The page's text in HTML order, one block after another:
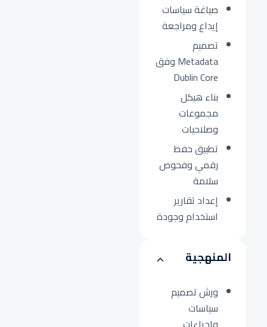
صياغة سياسات
إيداع ومراجعة
تصميم
Metadata وفق
Dublin Core
بناء هيكل
مجموعات
وصلاحيات
تطبيق حفظ
رقمي وفحوص
سلامة
إعداد تقارير
استخدام وجودة
المنهجية
ورش تصميم
سياسات